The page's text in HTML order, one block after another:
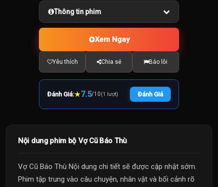
Thông tin phim
Xem Ngay
Yêu thích Chia sẻ Báo lỗi
Đánh Giá:★7.5/10(1 lượt) Đánh Giá
Nội dung phim bộ Vợ Cũ Báo Thù
Vợ Cũ Báo Thù Nội dung chi tiết sẽ được cập nhật sớm.
Phim tập trung vào câu chuyện, nhân vật và bối cảnh rõ